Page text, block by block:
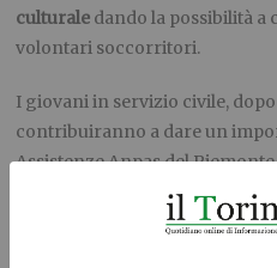
culturale dando la possibilità
volontari soccorritori.
I giovani in servizio civile,
contribuiranno a dare un
Assistenze Anpas del
in questa particolare
piattaforma Domanda On